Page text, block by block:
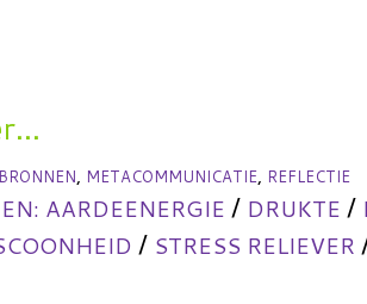
, METACOMMUNICATIE, REFLECTIE
AARDEENERGIE / DRUKTE /
/ STRESS RELIEVER